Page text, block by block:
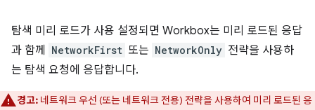
탐색 미리 로드가 사용 설정되면 Workbox는 미리 로드된 응답
과 함께
NetworkFirst 또는 NetworkOnly 전략을 사용하
는 탐색 요청에 응답합니다.
경고: 네트워크 우선 (또는 네트워크 전용) 전략을 사용하여 미리 로드된 응